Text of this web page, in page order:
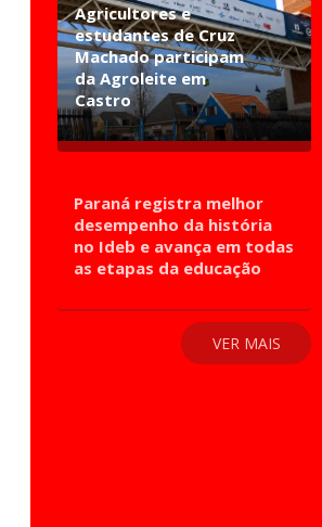
Agricultores e
estudantes de Cruz
Machado participam
da Agroleite em
Castro
Paraná registra melhor
desempenho da história
no Ideb e avança em todas
as etapas da educação
VER MAIS